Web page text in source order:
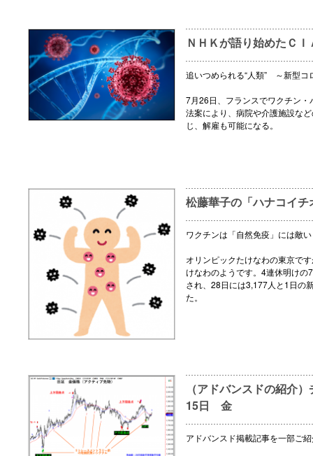
ＮＨＫが語り始めたＣ
追いつめられる“人類” ～新型コ
7月26日、フランスでワクチン
法案により、病院や介護施設な
じ、解雇も可能になる。
松藤華子の「ハナコイ
ワクチンは「自然免疫」には敵
オリンピックたけなわの東京で
けなわのようです。4連休明け
され、28日には3,177人と1日の
た。
（アドバンスドの紹介
15日 金
アドバンスド掲載記事を一部ご